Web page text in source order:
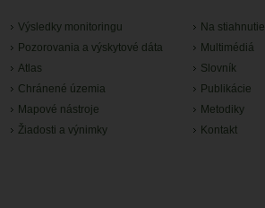
Výsledky monitoringu
Pozorovania a výskytové dáta
Atlas
Chránené územia
Mapové nástroje
Žiadosti a výnimky
Na stiahnutie
Multimédiá
Slovník
Publikácie
Metodiky
Kontakt